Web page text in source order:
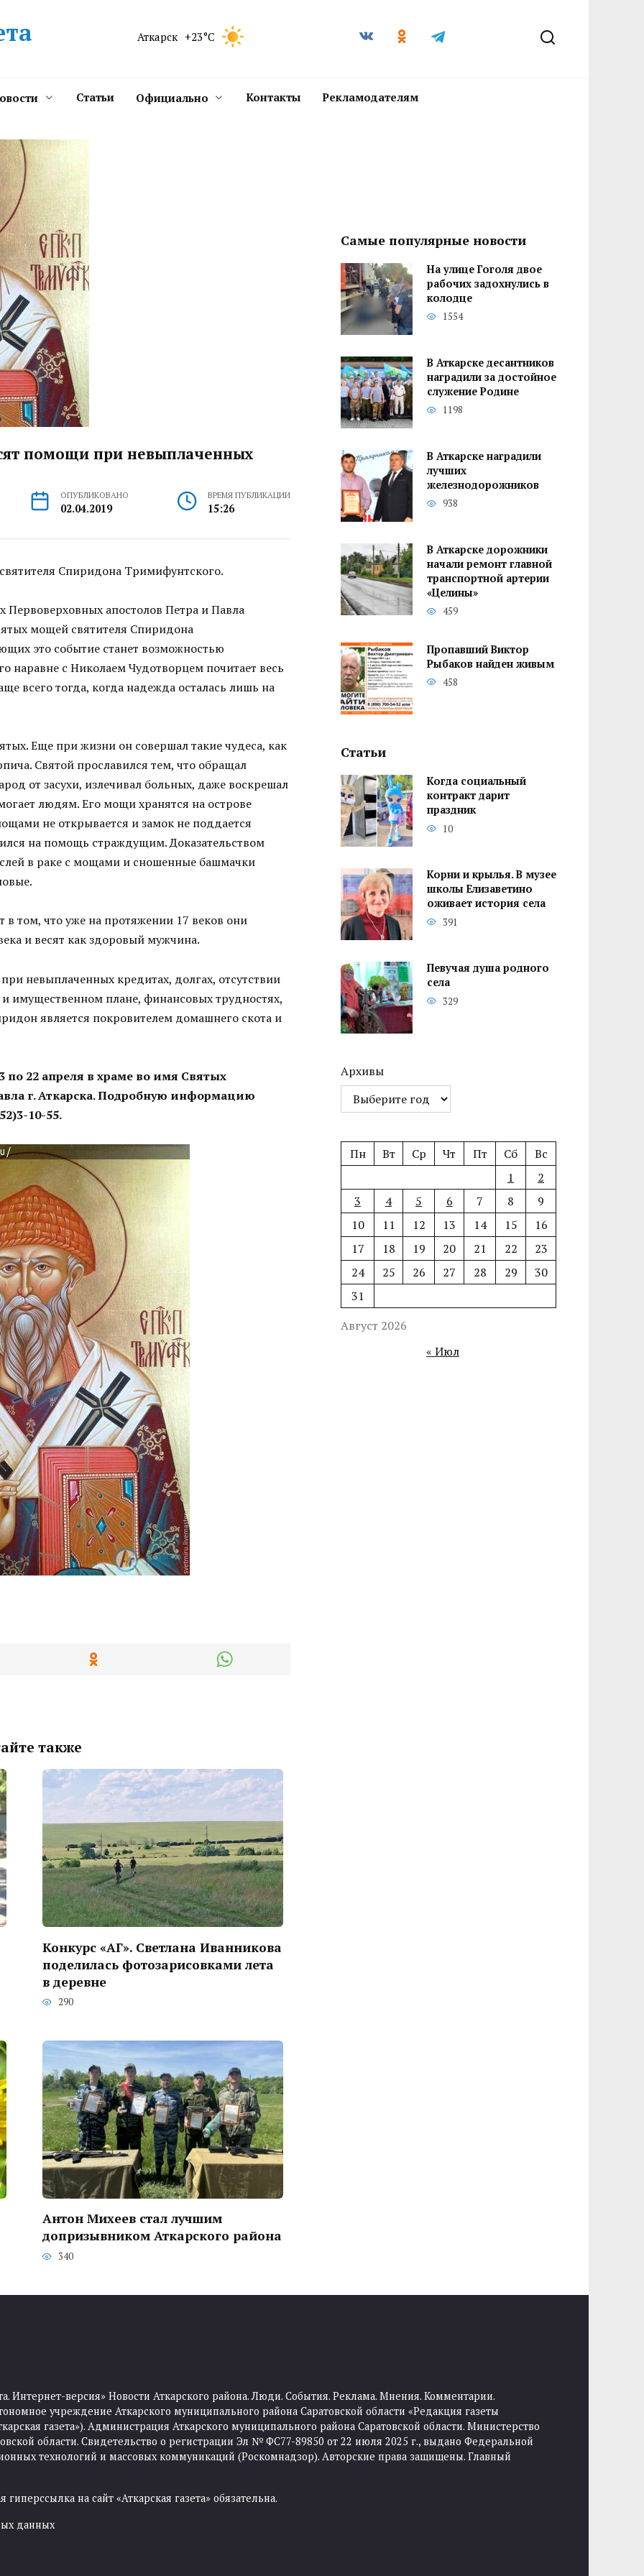
Аткарск +23°C
Статьи Официально Контакты Рекламодателям
помощи при невыплаченных
ОПУБЛИКОВАНО
02.04.2019
ВРЕМЯ ПУБЛИКАЦИИ
15:26
Спиридона Тримифунтского.
апостолов Петра и Павла
мощей святителя Спиридона
это событие станет возможностью
наравне с Николаем Чудотворцем почитает весь
всего тогда, когда надежда осталась лишь на
Еще при жизни он совершал такие чудеса, как
Святой прославился тем, что обращал
от засухи, излечивал больных, даже воскрешал
людям. Его мощи хранятся на острове
не открывается и замок не поддается
на помощь страждущим. Доказательством
в раке с мощами и сношенные башмачки
том, что уже на протяжении 17 веков они
и весят как здоровый мужчина.
невыплаченных кредитах, долгах, отсутствии
имущественном плане, финансовых трудностях,
является покровителем домашнего скота и
по 22 апреля в храме во имя Святых
г. Аткарска. Подробную информацию
10-55.
также
Конкурс «АГ». Светлана Иванникова
поделилась фотозарисовками лета
в деревне
290
Антон Михеев стал лучшим
допризывником Аткарского района
340
Самые популярные новости
На улице Гоголя двое
рабочих задохнулись в
колодце
1554
В Аткарске десантников
наградили за достойное
служение Родине
1198
В Аткарске наградили
лучших
железнодорожников
938
В Аткарске дорожники
начали ремонт главной
транспортной артерии
«Целины»
459
Пропавший Виктор
Рыбаков найден живым
458
Статьи
Когда социальный
контракт дарит
праздник
10
Корни и крылья. В музее
школы Елизаветино
оживает история села
391
Певучая душа родного
села
329
Архивы
Август 2026
Пн Вт Ср Чт Пт Сб
Вс
1
2
3
4 5 6 7 8
9
10
11 12 13 14 15
16
17
18 19 20 21 22
23
24
25 26 27 28 29
30
31
« Июл
Интернет-версия» Новости Аткарского района. Люди. События. Реклама. Мнения. Комментарии.
учреждение Аткарского муниципального района Саратовской области «Редакция газеты
газета»). Администрация Аткарского муниципального района Саратовской области. Министерство
области. Свидетельство о регистрации Эл № ФС77-89850 от 22 июля 2025 г., выдано Федеральной
технологий и массовых коммуникаций (Роскомнадзор). Авторские права защищены. Главный
на сайт «Аткарская газета» обязательна.
данных